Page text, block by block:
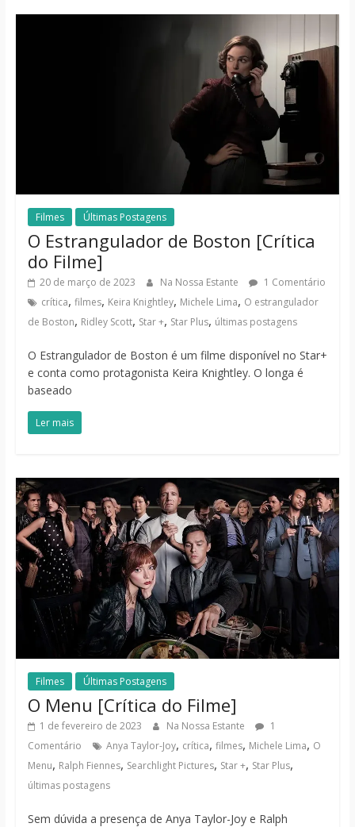
Filmes Últimas Postagens
O Estrangulador de Boston [Crítica
do Filme]
20 de março de 2023 Na Nossa Estante
1 Comentário
crítica, filmes, Keira Knightley, Michele Lima, O estrangulador
de Boston, Ridley Scott, Star +, Star Plus, últimas postagens
O Estrangulador de Boston é um filme disponível no Star+
e conta como protagonista Keira Knightley. O longa é
baseado
Ler mais
Filmes Últimas Postagens
O Menu [Crítica do Filme]
1 de fevereiro de 2023 Na Nossa Estante
1
Comentário
Anya Taylor-Joy, crítica, filmes, Michele Lima, O
Menu, Ralph Fiennes, Searchlight Pictures, Star +, Star Plus,
últimas postagens
Sem dúvida a presença de Anya Taylor-Joy e Ralph